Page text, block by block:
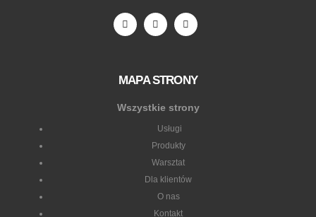
MAPA STRONY
Wszystkie strony
Usługi
Produkty
Warsztat
Dla klientów
O nas
Kontakt